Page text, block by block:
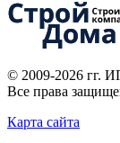
© 2009-2026 гг.
Все права
Карта сайта